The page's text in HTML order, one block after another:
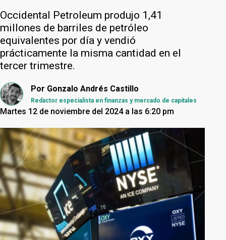
Occidental Petroleum produjo 1,41
millones de barriles de petróleo
equivalentes por día y vendió
prácticamente la misma cantidad en el
tercer trimestre.
Por Gonzalo Andrés Castillo
Redactor especialista en finanzas y mercado de capitales
Martes 12 de noviembre del 2024 a las 6:20 pm